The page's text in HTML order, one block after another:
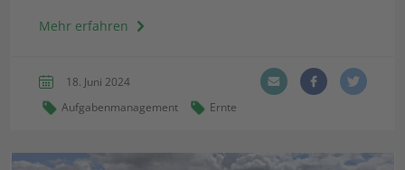
Mehr erfahren
18. Juni 2024
Aufgabenmanagement
Ernte